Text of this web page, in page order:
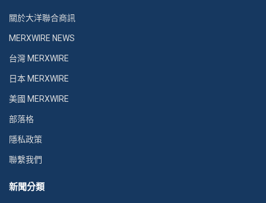
關於大洋聯合商訊
MERXWIRE NEWS
台灣 MERXWIRE
日本 MERXWIRE
美國 MERXWIRE
部落格
隱私政策
聯繫我們
新聞分類